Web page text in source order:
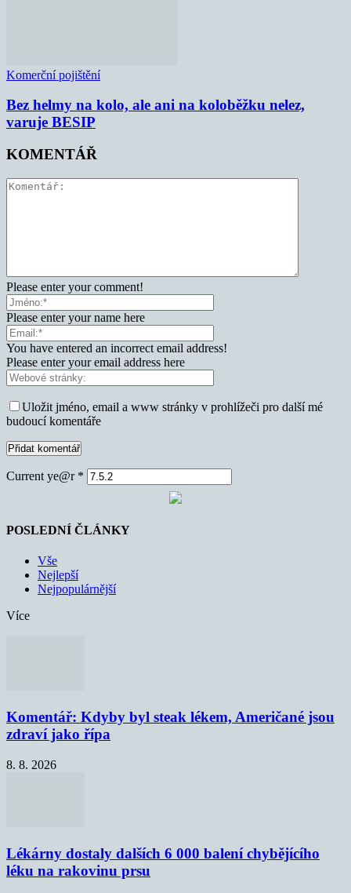
Komerční pojištění
Bez helmy na kolo, ale ani na koloběžku nelez,
varuje BESIP
KOMENTÁŘ
Please enter your comment!
Please enter your name here
You have entered an incorrect email address!
Please enter your email address here
Uložit jméno, email a www stránky v prohlížeči pro další mé
budoucí komentáře
Current ye@r *
POSLEDNÍ ČLÁNKY
Vše
Nejlepší
Nejpopulárnější
Více
Komentář: Kdyby byl steak lékem, Američané jsou
zdraví jako řípa
8. 8. 2026
Lékárny dostaly dalších 6 000 balení chybějícího
léku na rakovinu prsu